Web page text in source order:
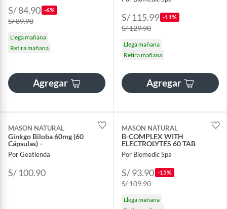
S/ 84.90 -6%
S/ 89.90
Llega mañana
Retira mañana
Agregar
S/ 115.99 -11%
S/ 129.90
Llega mañana
Retira mañana
Agregar
MASON NATURAL
Ginkgo Biloba 60mg (60
Cápsulas) –
Por Geatienda
S/ 100.90
MASON NATURAL
B-COMPLEX WITH
ELECTROLYTES 60 TAB
Por Biomedic Spa
S/ 93.90 -15%
S/ 109.90
Llega mañana